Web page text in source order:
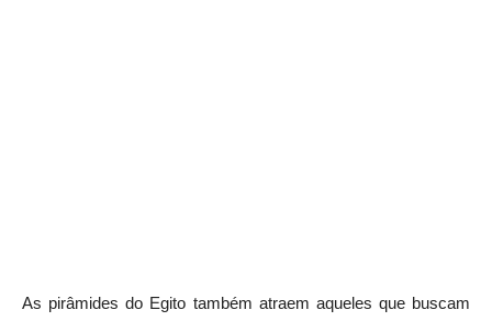
As pirâmides do Egito também atraem aqueles que buscam